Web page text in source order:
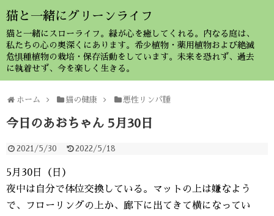
猫と一緒にグリーンライフ
猫と一緒にスローライフ。緑が心を癒してくれる。内なる庭は、
私たちの心の奥深くにあります。希少植物・薬用植物および絶滅
危惧種植物の栽培・保存活動をしています。未来を恐れず、過去
に執着せず、今を楽しく生きる。
ホーム 猫の健康 悪性リンパ腫
今日のあおちゃん 5月30日
2021/5/30 2022/5/18
5月30日（日）
夜中は自分で体位交換している。マットの上は嫌なよう
で、フローリングの上か、廊下に出てきて横になってい